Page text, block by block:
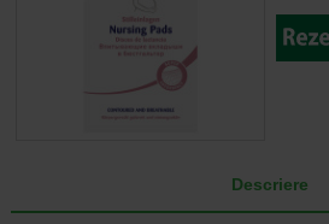
Descriere